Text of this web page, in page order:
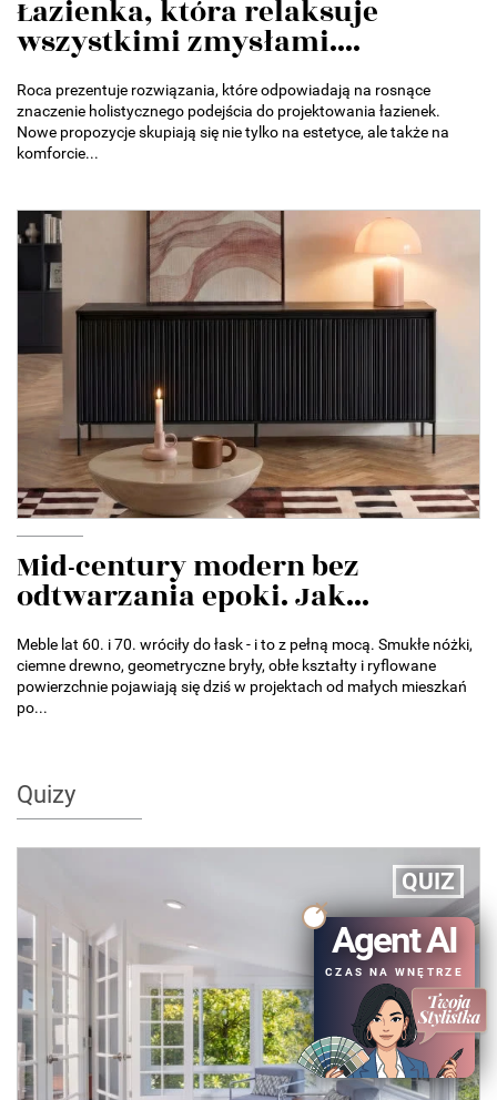
Łazienka, która relaksuje
wszystkimi zmysłami....
Roca prezentuje rozwiązania, które odpowiadają na rosnące
znaczenie holistycznego podejścia do projektowania łazienek.
Nowe propozycje skupiają się nie tylko na estetyce, ale także na
komforcie...
Mid-century modern bez
odtwarzania epoki. Jak...
Meble lat 60. i 70. wróciły do łask - i to z pełną mocą. Smukłe nóżki,
ciemne drewno, geometryczne bryły, obłe kształty i ryflowane
powierzchnie pojawiają się dziś w projektach od małych mieszkań
po...
Quizy
QUIZ
Agent AI
CZAS NA WNĘTRZE